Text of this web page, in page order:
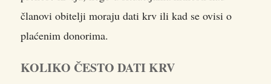
članovi obitelji moraju dati krv ili kad se ovisi o
plaćenim donorima.
KOLIKO ČESTO DATI KRV